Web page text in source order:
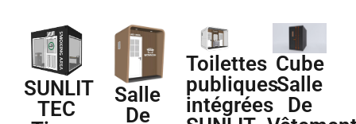
SUNLIT
TEC
Salle
De
Toilettes
publiques
intégrées
Cube
Salle
De